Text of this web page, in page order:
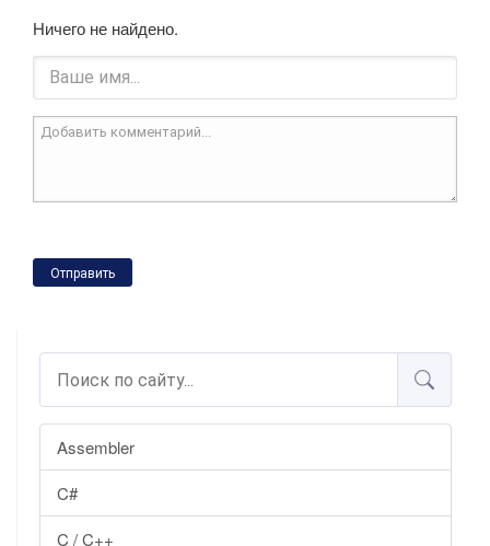
Assembler
C#
C / C++
Ничего не найдено.
Отправить